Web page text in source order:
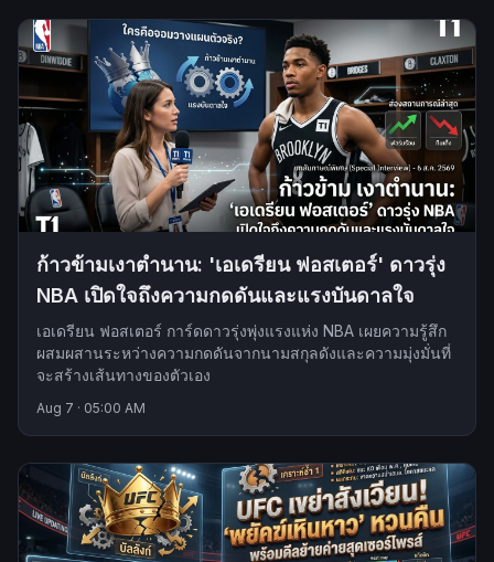
ก้าวข้ามเงาตำนาน: 'เอเดรียน ฟอสเตอร์' ดาวรุ่ง
NBA เปิดใจถึงความกดดันและแรงบันดาลใจ
เอเดรียน ฟอสเตอร์ การ์ดดาวรุ่งพุ่งแรงแห่ง NBA เผยความรู้สึก
ผสมผสานระหว่างความกดดันจากนามสกุลดังและความมุ่งมั่นที่
จะสร้างเส้นทางของตัวเอง
Aug 7 · 05:00 AM